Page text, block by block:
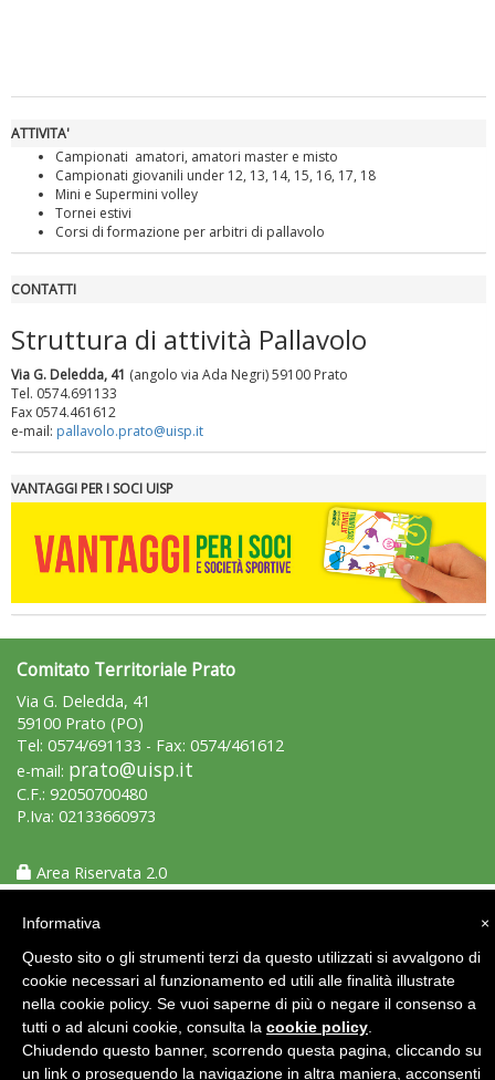
Tiziano Pesce a Radio InBlu2000 traccia il bilancio della stagione
Ddl Lobby, Uisp: “Il Parlamento valorizzi le nostre specificità"
ATTIVITA'
Campionati amatori, amatori master e misto
Campionati giovanili under 12, 13, 14, 15, 16, 17, 18
Mini e Supermini volley
Tornei estivi
Corsi di formazione per arbitri di pallavolo
CONTATTI
Struttura di attività Pallavolo
Via G. Deledda, 41 (angolo via Ada Negri) 59100 Prato
Tel. 0574.691133
Fax 0574.461612
e-mail: pallavolo.prato@uisp.it
VANTAGGI PER I SOCI UISP
Comitato Territoriale Prato
Via G. Deledda, 41
59100 Prato (PO)
Tel: 0574/691133 - Fax: 0574/461612
e-mail: prato@uisp.it
C.F.: 92050700480
P.Iva: 02133660973
Area Riservata 2.0
×
Informativa
Questo sito o gli strumenti terzi da questo utilizzati si avvalgono di
cookie necessari al funzionamento ed utili alle finalità illustrate
nella cookie policy. Se vuoi saperne di più o negare il consenso a
tutti o ad alcuni cookie, consulta la cookie policy
Chiudendo questo banner, scorrendo questa pagina, cliccando su
un link o proseguendo la navigazione in altra maniera, acconsenti